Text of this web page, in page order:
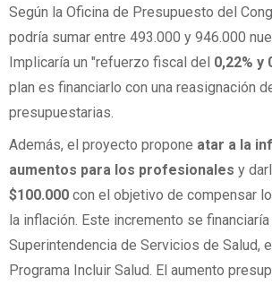
Según la Oficina de Presupuesto del
podría sumar entre 493.000 y 946.000
Implicaría un "refuerzo fiscal del 0,22% y
plan es financiarlo con una reasignación
presupuestarias.
Además, el proyecto propone atar a la
aumentos para los profesionales y
$100.000 con el objetivo de compensar
la inflación. Este incremento se
Superintendencia de Servicios de Salud,
Programa Incluir Salud. El aumento